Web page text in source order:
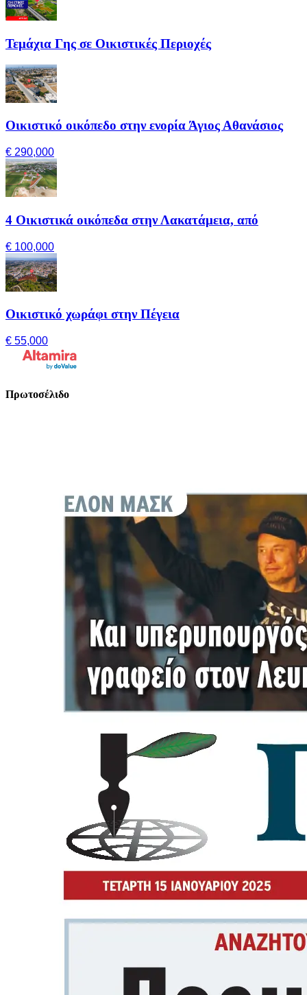
Τεμάχια Γης σε Οικιστικές Περιοχές
Οικιστικό οικόπεδο στην ενορία Άγιος Αθανάσιος
€ 290,000
4 Οικιστικά οικόπεδα στην Λακατάμεια, από
€ 100,000
Οικιστικό χωράφι στην Πέγεια
€ 55,000
Πρωτοσέλιδο